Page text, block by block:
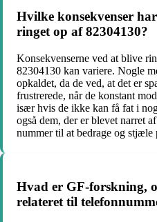
Hvilke konsekvenser
ringet op af 82304130?
Konsekvenserne ved at blive
82304130 kan variere. Nogle
opkaldet, da de ved, at det er
frustrerede, når de konstant
især hvis de ikke kan få fat i
også dem, der er blevet narret
nummer til at bedrage og stjæle
Hvad er GF-forskning,
relateret til